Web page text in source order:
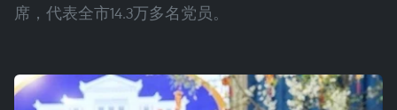
席，代表全市14.3万多名党员。